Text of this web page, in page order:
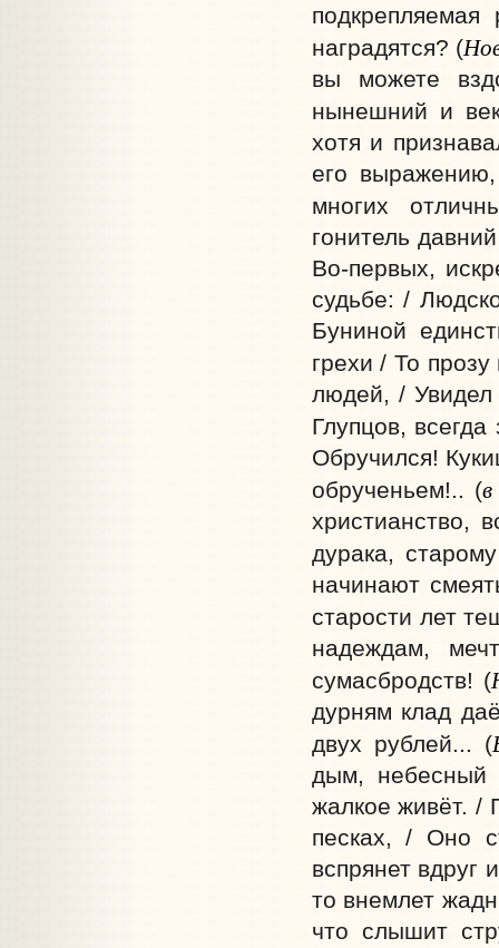
наградятся? (
вы можете
нынешний и
хотя и
его
многих
гонитель
Во-первых,
судьбе: /
Буниной
грехи / То
людей, /
Глупцов, всегда
Обручился!
обрученьем!.. (
христианство,
дурака,
начинают
старости лет
надеждам,
сумасбродств! (
дурням клад
двух рублей... (
дым, небесный
жалкое живёт. /
песках, / Оно
вспрянет вдруг
то внемлет
что слышит